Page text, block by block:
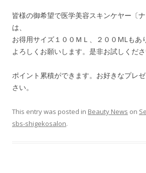
皆様の御希望で医学美容スキンケヤー〔ナ
は、
お得用サイズ１００ＭＬ、２００MLもあ
よろしくお願いします。是非お試しくださ
ポイント累積ができます。お好きなプレ
さい。
This entry was posted in Beauty News on
sbs-shigekosalon.